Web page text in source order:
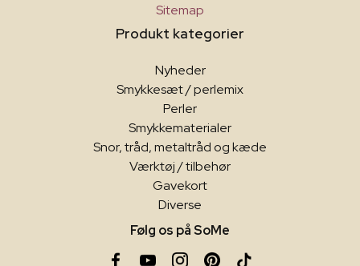
Sitemap
Produkt kategorier
Nyheder
Smykkesæt / perlemix
Perler
Smykkematerialer
Snor, tråd, metaltråd og kæde
Værktøj / tilbehør
Gavekort
Diverse
Følg os på SoMe